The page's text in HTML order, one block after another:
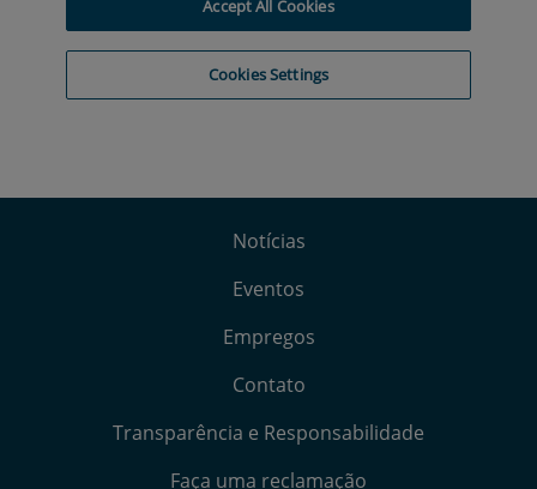
Notícias
Eventos
Empregos
Contato
Transparência e Responsabilidade
Faça uma reclamação